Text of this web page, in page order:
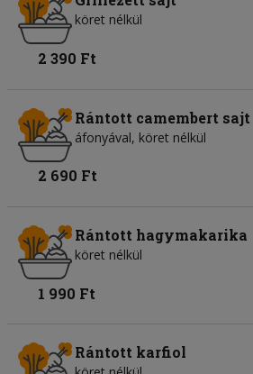
köret nélkül
2 390 Ft
Rántott camembert sajt
áfonyával, köret nélkül
2 690 Ft
Rántott hagymakarika
köret nélkül
1 990 Ft
Rántott karfiol